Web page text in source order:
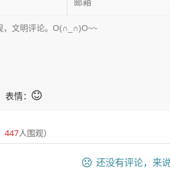
表情：
447人围观）
还没有评论，来